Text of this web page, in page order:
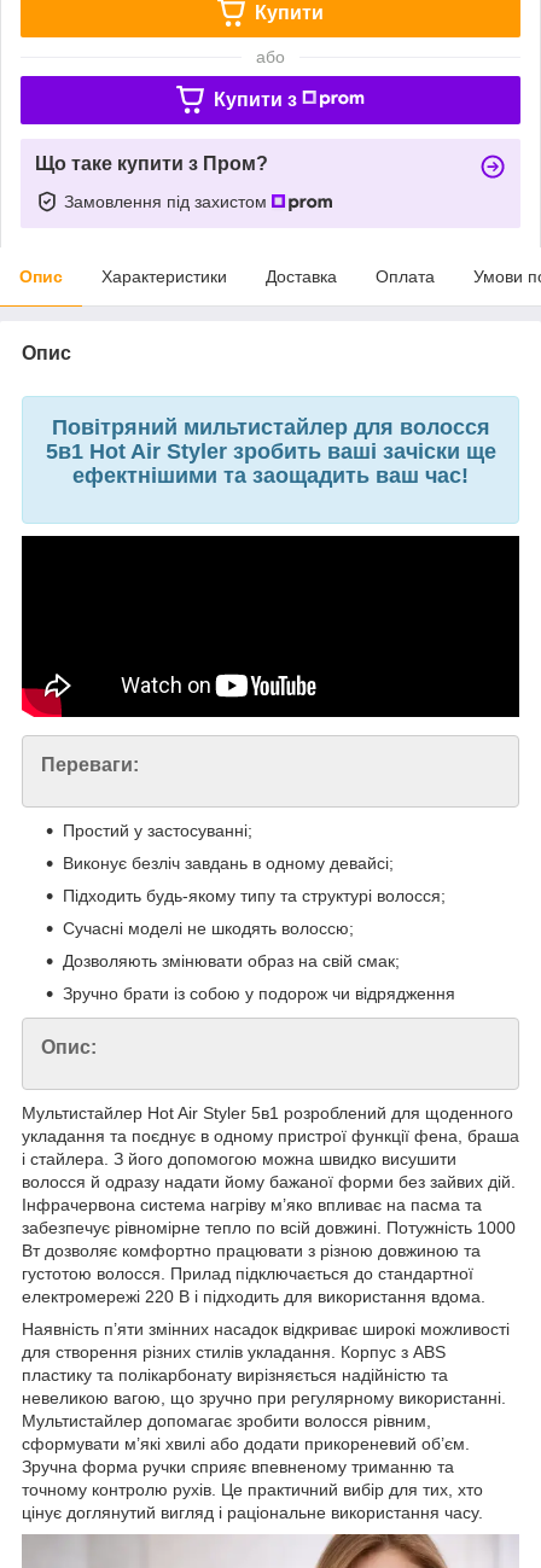
Купити
або
Купити з
Що таке купити з Пром?
Замовлення під захистом
Опис Характеристики Доставка Оплата Умови
Опис
Повітряний мильтистайлер для волосся
5в1 Hot Air Styler зробить ваші зачіски ще
ефектнішими та заощадить ваш час!
Переваги:
Простий у застосуванні;
Виконує безліч завдань в одному девайсі;
Підходить будь-якому типу та структурі волосся;
Сучасні моделі не шкодять волоссю;
Дозволяють змінювати образ на свій смак;
Зручно брати із собою у подорож чи відрядження
Опис:
Мультистайлер Hot Air Styler 5в1 розроблений для щоденного
укладання та поєднує в одному пристрої функції фена, браша
і стайлера. З його допомогою можна швидко висушити
волосся й одразу надати йому бажаної форми без зайвих дій.
Інфрачервона система нагріву м’яко впливає на пасма та
забезпечує рівномірне тепло по всій довжині. Потужність 1000
Вт дозволяє комфортно працювати з різною довжиною та
густотою волосся. Прилад підключається до стандартної
електромережі 220 В і підходить для використання вдома.
Наявність п’яти змінних насадок відкриває широкі можливості
для створення різних стилів укладання. Корпус з ABS
пластику та полікарбонату вирізняється надійністю та
невеликою вагою, що зручно при регулярному використанні.
Мультистайлер допомагає зробити волосся рівним,
сформувати м’які хвилі або додати прикореневий об’єм.
Зручна форма ручки сприяє впевненому триманню та
точному контролю рухів. Це практичний вибір для тих, хто
цінує доглянутий вигляд і раціональне використання часу.